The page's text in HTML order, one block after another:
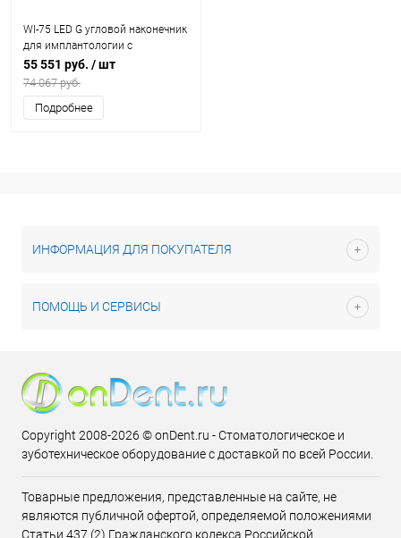
WI-75 LED G угловой наконечник
для имплантологии с
генератором
55 551 руб. / шт
74 067 руб.
Подробнее
ИНФОРМАЦИЯ ДЛЯ ПОКУПАТЕЛЯ
ПОМОЩЬ И СЕРВИСЫ
Copyright 2008-2026 © onDent.ru - Стоматологическое и
зуботехническое оборудование с доставкой по всей России.
Товарные предложения, представленные на сайте, не
являются публичной офертой, определяемой положениями
Статьи 437 (2) Гражданского кодекса Российской